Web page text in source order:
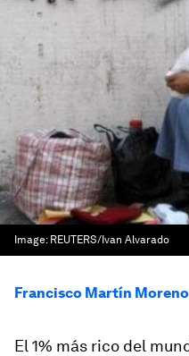
Image: REUTERS/Ivan Alvarado
Francisco Martín Moreno
El 1% más rico del